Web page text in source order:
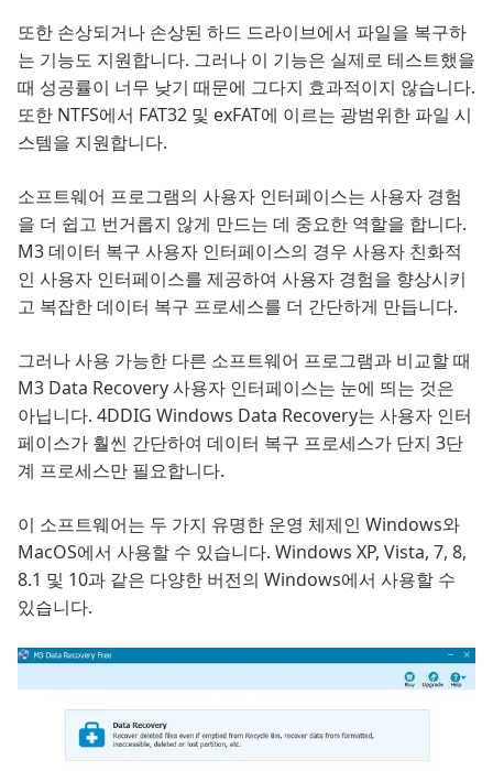
또한 손상되거나 손상된 하드 드라이브에서 파일을 복구하
는 기능도 지원합니다. 그러나 이 기능은 실제로 테스트했을
때 성공률이 너무 낮기 때문에 그다지 효과적이지 않습니다.
또한 NTFS에서 FAT32 및 exFAT에 이르는 광범위한 파일 시
스템을 지원합니다.
소프트웨어 프로그램의 사용자 인터페이스는 사용자 경험
을 더 쉽고 번거롭지 않게 만드는 데 중요한 역할을 합니다.
M3 데이터 복구 사용자 인터페이스의 경우 사용자 친화적
인 사용자 인터페이스를 제공하여 사용자 경험을 향상시키
고 복잡한 데이터 복구 프로세스를 더 간단하게 만듭니다.
그러나 사용 가능한 다른 소프트웨어 프로그램과 비교할 때
M3 Data Recovery 사용자 인터페이스는 눈에 띄는 것은
아닙니다. 4DDIG Windows Data Recovery는 사용자 인터
페이스가 훨씬 간단하여 데이터 복구 프로세스가 단지 3단
계 프로세스만 필요합니다.
이 소프트웨어는 두 가지 유명한 운영 체제인 Windows와
MacOS에서 사용할 수 있습니다. Windows XP, Vista, 7, 8,
8.1 및 10과 같은 다양한 버전의 Windows에서 사용할 수
있습니다.